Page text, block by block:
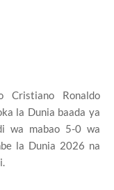
Ronaldo
la Dunia baada ya
wa mabao 5-0 wa
la Dunia 2026 na